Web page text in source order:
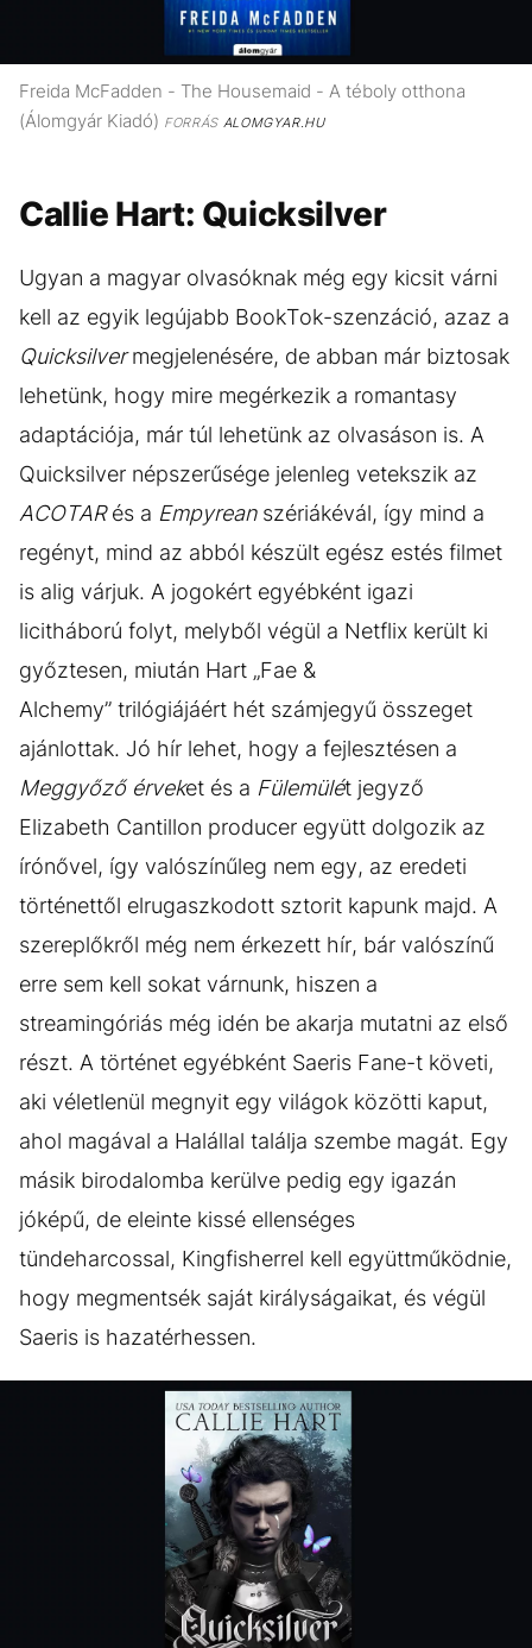
Freida McFadden - The Housemaid - A téboly otthona
(Álomgyár Kiadó) FORRÁSALOMGYAR.HU
Callie Hart: Quicksilver
Ugyan a magyar olvasóknak még egy kicsit várni
kell az egyik legújabb BookTok-szenzáció, azaz a
Quicksilvermegjelenésére, de abban már biztosak
lehetünk, hogy mire megérkezik a romantasy
adaptációja, már túl lehetünk az olvasáson is. A
Quicksilver népszerűsége jelenleg vetekszik az
ACOTARés a Empyreanszériákévál, így mind a
regényt, mind az abból készült egész estés filmet
is alig várjuk. A jogokért egyébként igazi
licitháború folyt, melyből végül a Netflix került ki
győztesen, miután Hart „Fae &
Alchemy” trilógiájáért hét számjegyű összeget
ajánlottak. Jó hír lehet, hogy a fejlesztésen a
Meggyőző érveket és a Fülemülét jegyző
Elizabeth Cantillon producer együtt dolgozik az
írónővel, így valószínűleg nem egy, az eredeti
történettől elrugaszkodott sztorit kapunk majd. A
szereplőkről még nem érkezett hír, bár valószínű
erre sem kell sokat várnunk, hiszen a
streamingóriás még idén be akarja mutatni az első
részt. A történet egyébként Saeris Fane-t követi,
aki véletlenül megnyit egy világok közötti kaput,
ahol magával a Halállal találja szembe magát. Egy
másik birodalomba kerülve pedig egy igazán
jóképű, de eleinte kissé ellenséges
tündeharcossal, Kingfisherrel kell együttműködnie,
hogy megmentsék saját királyságaikat, és végül
Saeris is hazatérhessen.